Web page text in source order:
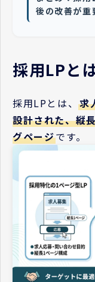
後の改善が重
採用LPと
採用LPとは、求
設計された、縦
グページです。